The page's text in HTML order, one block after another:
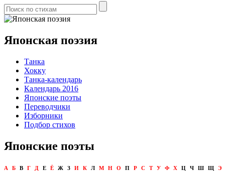
Японская поэзия
Танка
Хокку
Танка-календарь
Календарь 2016
Японские поэты
Переводчики
Изборники
Подбор стихов
Японские поэты
А Б В Г Д Е Ё Ж З И К Л М Н О П Р С Т У Ф Х Ц Ч Ш Щ Э